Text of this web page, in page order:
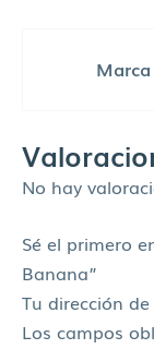
Marca
No hay
Sé el primero
Banana”
Tu dirección
Los campos